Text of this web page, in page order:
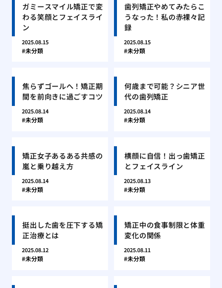
ガミースマイル矯正で変
わる笑顔とフェイスライ
ン
2025.08.15
未分類
歯列矯正やめてみたらこ
うなった！私の赤裸々記
録
2025.08.15
未分類
焦らずゴールへ！矯正期
間を前向きに過ごすコツ
2025.08.14
未分類
何歳まで可能？シニア世
代の歯列矯正
2025.08.14
未分類
矯正女子あるある共感の
嵐と乗り越え方
2025.08.14
未分類
横顔に自信！出っ歯矯正
とフェイスライン
2025.08.13
未分類
挺出した歯を圧下する矯
正治療とは
2025.08.12
未分類
矯正中の食事制限と体重
変化の関係
2025.08.11
未分類